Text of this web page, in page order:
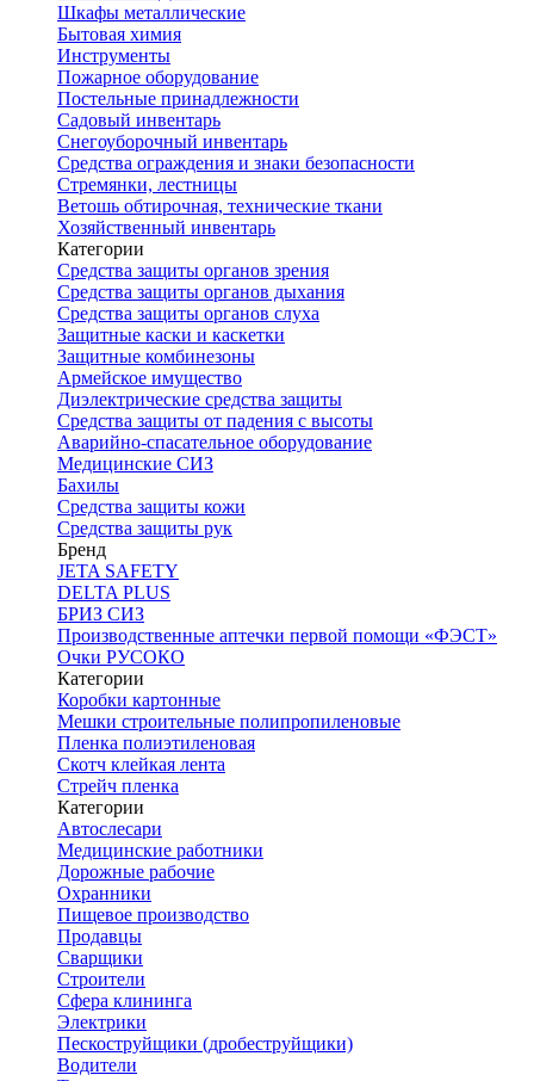
Шкафы металлические
Бытовая химия
Инструменты
Пожарное оборудование
Постельные принадлежности
Садовый инвентарь
Снегоуборочный инвентарь
Средства ограждения и знаки безопасности
Стремянки, лестницы
Ветошь обтирочная, технические ткани
Хозяйственный инвентарь
Категории
Средства защиты органов зрения
Средства защиты органов дыхания
Средства защиты органов слуха
Защитные каски и каскетки
Защитные комбинезоны
Армейское имущество
Диэлектрические средства защиты
Средства защиты от падения с высоты
Аварийно-спасательное оборудование
Медицинские СИЗ
Бахилы
Средства защиты кожи
Средства защиты рук
Бренд
JETA SAFETY
DELTA PLUS
БРИЗ СИЗ
Производственные аптечки первой помощи «ФЭСТ»
Очки РУСОКО
Категории
Коробки картонные
Мешки строительные полипропиленовые
Пленка полиэтиленовая
Скотч клейкая лента
Стрейч пленка
Категории
Автослесари
Медицинские работники
Дорожные рабочие
Охранники
Пищевое производство
Продавцы
Сварщики
Строители
Сфера клининга
Электрики
Пескоструйщики (дробеструйщики)
Водители